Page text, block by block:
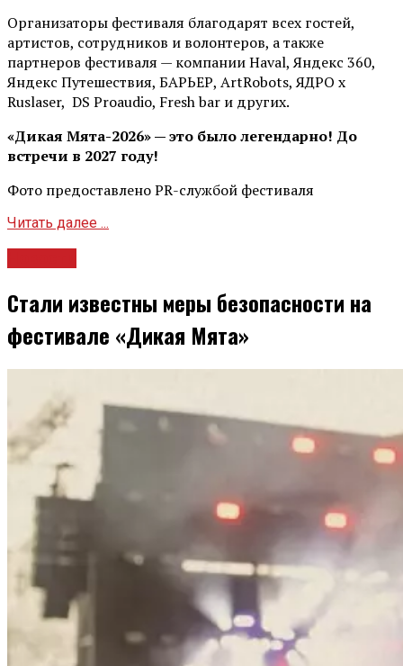
Организаторы фестиваля благодарят всех гостей,
артистов, сотрудников и волонтеров, а также
партнеров фестиваля — компании Haval, Яндекс 360,
Яндекс Путешествия, БАРЬЕР, ArtRobots, ЯДРО х
Ruslaser, DS Proaudio, Fresh bar и других.
«Дикая Мята-2026» — это было легендарно! До
встречи в 2027 году!
Фото предоставлено PR-службой фестиваля
Читать далее ...
Стали известны меры безопасности на
фестивале «Дикая Мята»